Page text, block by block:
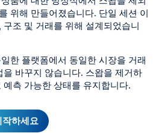
위해 만들어졌습니다. 단일 세션 이
조 및 거래를 위해 설계되었습니
한 플랫폼에서 동일한 시장을 거래
바꾸지 않습니다. 스왑을 제거하
측 가능한 상태를 유지합니다.
하세요